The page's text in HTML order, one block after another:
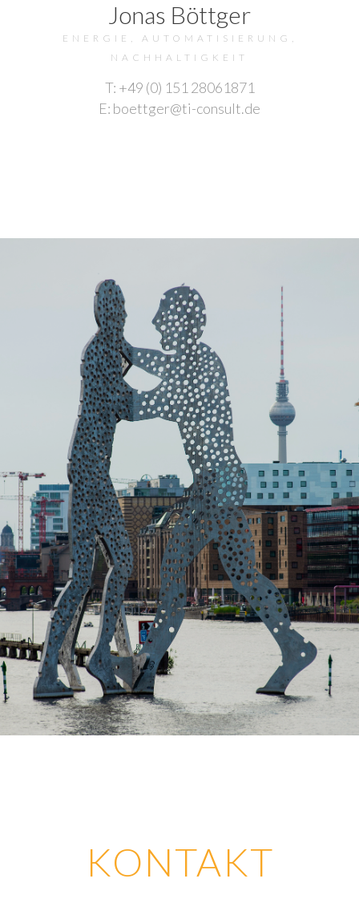
Jonas Böttger
ENERGIE, AUTOMATISIERUNG,
NACHHALTIGKEIT
T: +49 (0) 151 28061871
E: boettger@ti-consult.de
KONTAKT